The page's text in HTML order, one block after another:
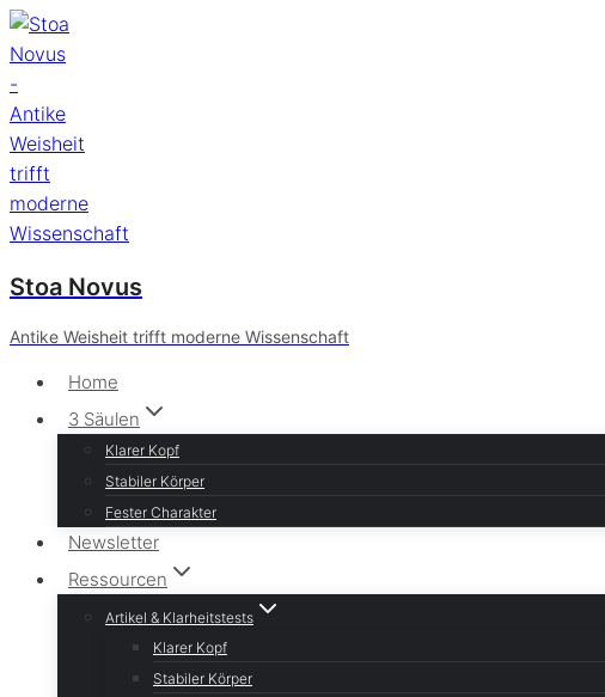
Zum
Inhalt
springen
Stoa Novus
Antike Weisheit trifft moderne Wissenschaft
Home
3 Säulen
Klarer Kopf
Stabiler Körper
Fester Charakter
Newsletter
Ressourcen
Artikel & Klarheitstests
Klarer Kopf
Stabiler Körper